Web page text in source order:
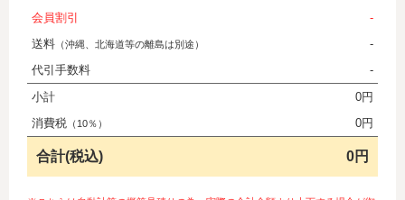
会員割引
-
送料 （沖縄、北海道等の離島は別途）
-
代引手数料
-
小計
0円
消費税 （10％） 0円
合計(税込) 0円